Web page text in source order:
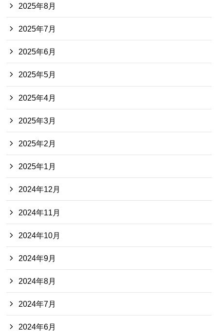
2025年8月
2025年7月
2025年6月
2025年5月
2025年4月
2025年3月
2025年2月
2025年1月
2024年12月
2024年11月
2024年10月
2024年9月
2024年8月
2024年7月
2024年6月